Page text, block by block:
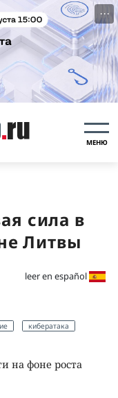
···
МЕНЮ
сила в
Литвы
leer en español
кибератака
на фоне роста